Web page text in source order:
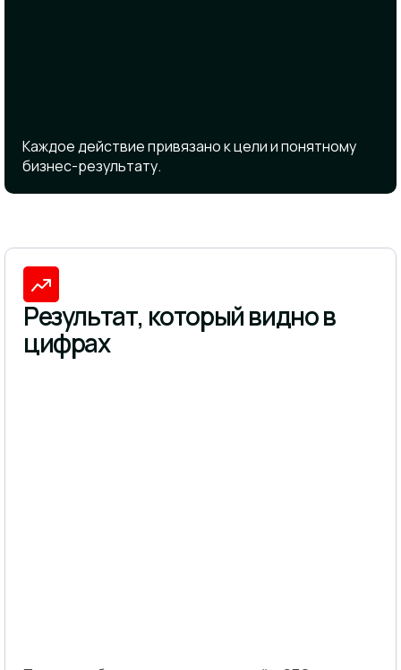
Каждое действие привязано к цели и понятному
бизнес-результату.
Результат, который видно в
цифрах